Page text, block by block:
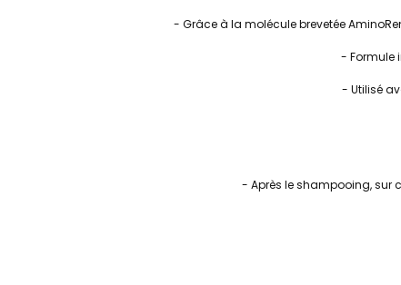
- Grâce à la molécule brevetée
- Formule
- Utilisé
- Après le shampooing, sur